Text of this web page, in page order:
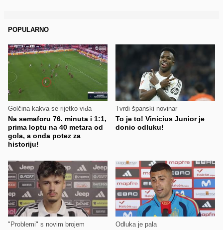
POPULARNO
Golčina kakva se rijetko viđa
Na semaforu 76. minuta i 1:1,
prima loptu na 40 metara od
gola, a onda potez za
historiju!
Tvrdi španski novinar
To je to! Vinicius Junior je
donio odluku!
"Problemi" s novim brojem Odluka je pala